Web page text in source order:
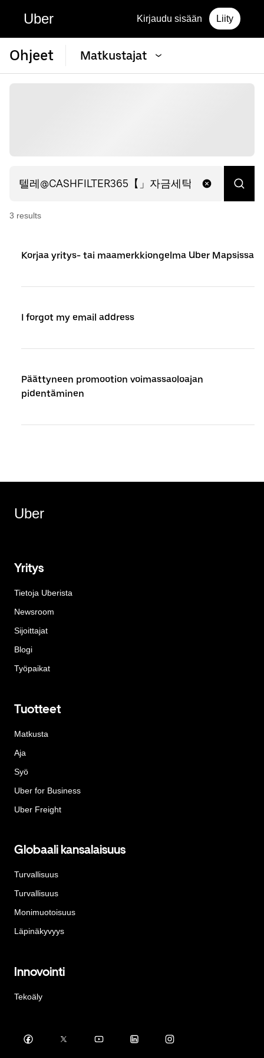
Uber Kirjaudu sisään Liity
Ohjeet Matkustajat
3 results
Korjaa yritys- tai maamerkkiongelma Uber Mapsissa
I forgot my email address
Päättyneen promootion voimassaoloajan
pidentäminen
Uber
Yritys
Tietoja Uberista
Newsroom
Sijoittajat
Blogi
Työpaikat
Tuotteet
Matkusta
Aja
Syö
Uber for Business
Uber Freight
Globaali kansalaisuus
Turvallisuus
Turvallisuus
Monimuotoisuus
Läpinäkyvyys
Innovointi
Tekoäly